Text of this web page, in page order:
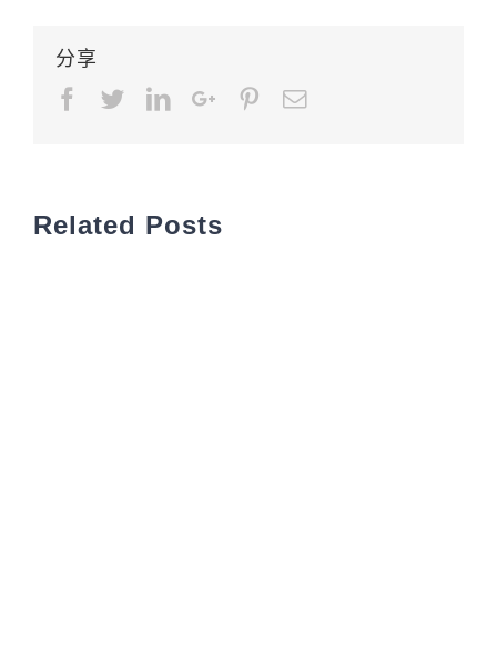
分享
Facebook
TwitterLinkedInGoogle+Pinterest
Email
Related Posts